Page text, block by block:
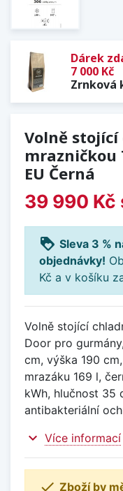
Dárek
7 000 Kč
Zrnková
Volně
mrazničkou
EU Černá
39 990 Kč
loyalty Sleva 3 %
objednávky!
Kč a v košíku
Volně stojící
Door pro
cm, výška 190
mrazáku 169 l,
kWh, hlučnost 35
antibakteriální
expand_more Více informací
 Zboží by